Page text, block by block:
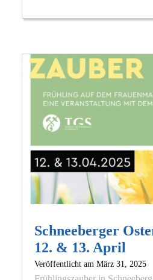
Schneeberger
12. & 13. April
Veröffentlicht am März 31, 2025